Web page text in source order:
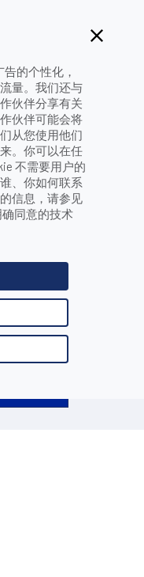
的个性化，
量。我们还与
伙伴分享有关
伙伴可能会将
从您使用他们
。你可以在任
不需要用户的
、你如何联系
信息，请参见
同意的技术
终端
选：
下搜索按钮